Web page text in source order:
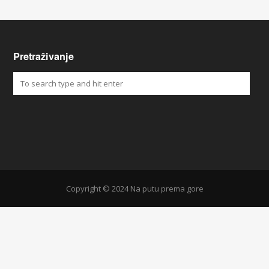
Pretraživanje
Copyright © 2024 Na putu prema gore